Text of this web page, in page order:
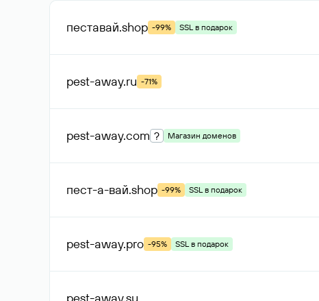
пеставай.shop -99% SSL в подарок
pest-away.ru -71%
pest-away.com ? Магазин доменов
пест-а-вай.shop -99% SSL в подарок
pest-away.pro -95% SSL в подарок